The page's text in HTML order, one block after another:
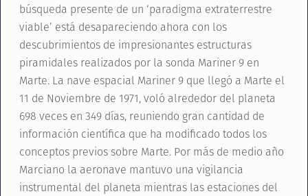
búsqueda presente de un ‘paradigma extraterrestre
viable’ está desapareciendo ahora con los
descubrimientos de impresionantes estructuras
piramidales realizados por la sonda Mariner 9 en
Marte. La nave espacial Mariner 9 que llegó a Marte el
11 de Noviembre de 1971, voló alrededor del planeta
698 veces en 349 días, reuniendo gran cantidad de
información científica que ha modificado todos los
conceptos previos sobre Marte. Por más de medio año
Marciano la aeronave mantuvo una vigilancia
instrumental del planeta mientras las estaciones del